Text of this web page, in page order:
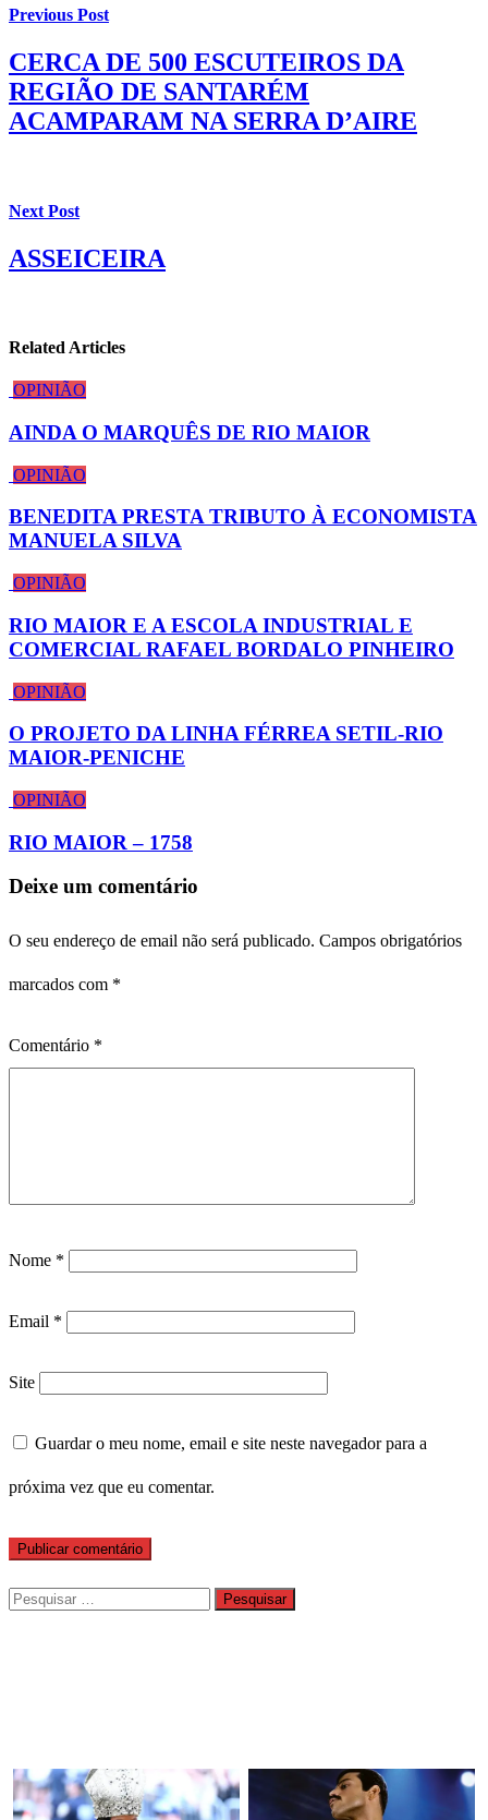
Previous Post
CERCA DE 500 ESCUTEIROS DA
REGIÃO DE SANTARÉM
ACAMPARAM NA SERRA D’AIRE
Next Post
ASSEICEIRA
Related Articles
OPINIÃO
AINDA O MARQUÊS DE RIO MAIOR
OPINIÃO
BENEDITA PRESTA TRIBUTO À ECONOMISTA
MANUELA SILVA
OPINIÃO
RIO MAIOR E A ESCOLA INDUSTRIAL E
COMERCIAL RAFAEL BORDALO PINHEIRO
OPINIÃO
O PROJETO DA LINHA FÉRREA SETIL-RIO
MAIOR-PENICHE
OPINIÃO
RIO MAIOR – 1758
Deixe um comentário
O seu endereço de email não será publicado. Campos obrigatórios
marcados com *
Comentário *
Nome *
Email *
Site
Guardar o meu nome, email e site neste navegador para a
próxima vez que eu comentar.
Pesquisar
por: